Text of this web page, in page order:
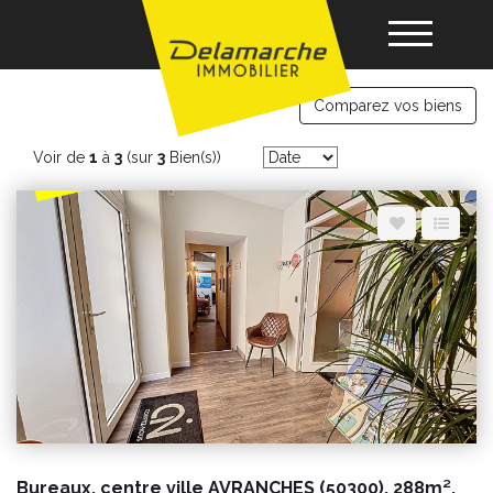
Louer
Vendre
Gérance
Nos agences
Professionnels murs
Comparez vos biens
Voir de 1 à 3 (sur 3 Bien(s))
Bureaux, centre ville AVRANCHES (50300), 288m²,